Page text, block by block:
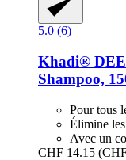
5.0 (6)
Khadi®
Shampoo,
Pour tous
Élimine
Avec un
CHF 14.15